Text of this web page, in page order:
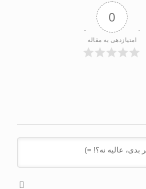
0
امتیازدهی به مقاله